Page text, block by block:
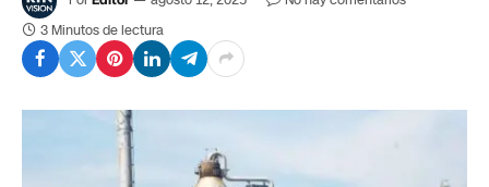
3 Minutos de lectura